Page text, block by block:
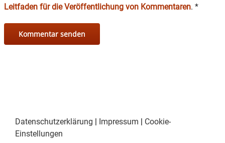
Leitfaden für die Veröffentlichung von Kommentaren. *
Datenschutzerklärung | Impressum | Cookie-
Einstellungen